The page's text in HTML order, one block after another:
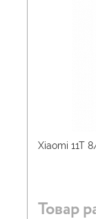
Xiaomi 11T
Товар